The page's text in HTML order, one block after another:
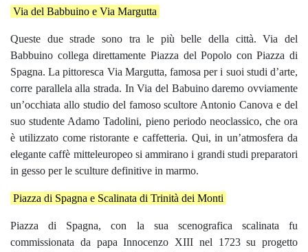
Via del Babbuino e Via Margutta
Queste due strade sono tra le più belle della città. Via del
Babbuino collega direttamente Piazza del Popolo con Piazza di
Spagna. La pittoresca Via Margutta, famosa per i suoi studi d’arte,
corre parallela alla strada. In Via del Babuino daremo ovviamente
un’occhiata allo studio del famoso scultore Antonio Canova e del
suo studente Adamo Tadolini, pieno periodo neoclassico, che ora
è utilizzato come ristorante e caffetteria. Qui, in un’atmosfera da
elegante caffè mitteleuropeo si ammirano i grandi studi preparatori
in gesso per le sculture definitive in marmo.
Piazza di Spagna e Scalinata di Trinità dei Monti
Piazza di Spagna, con la sua scenografica scalinata fu
commissionata da papa Innocenzo XIII nel 1723 su progetto